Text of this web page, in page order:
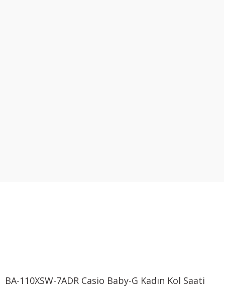
BA-110XSW-7ADR Casio Baby-G Kadın Kol Saati